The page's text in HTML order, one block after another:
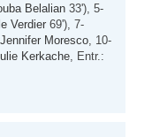
Belalian 33'), 5-
Verdier 69'), 7-
Jennifer Moresco , 10-
Kerkache , Entr.: